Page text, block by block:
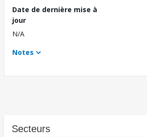
Date de dernière mise à
jour
N/A
Notes
Secteurs